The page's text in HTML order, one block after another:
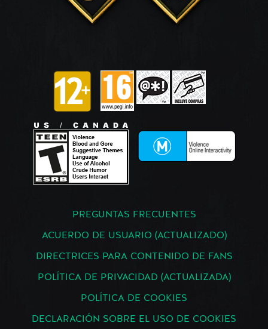
PREGUNTAS FRECUENTES
ACUERDO DE USUARIO (ACTUALIZADO)
DIRECTRICES PARA CONTENIDO DE FANS
POLÍTICA DE PRIVACIDAD (ACTUALIZADA)
POLÍTICA DE COOKIES
DECLARACIÓN SOBRE EL USO DE COOKIES